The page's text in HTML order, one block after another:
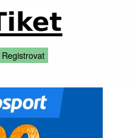
Registrovat